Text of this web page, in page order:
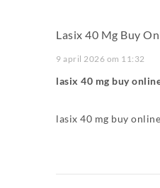
Lasix 40 Mg Buy
9 april 2026 om 11:32
lasix 40 mg buy
lasix 40 mg buy online